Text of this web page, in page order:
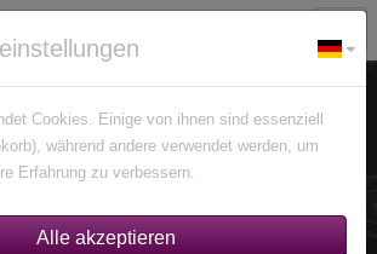
Ringe nach Größen Größe 58,5(Ø 18,5 mm)
Cookies. Einige von ihnen sind essenziell
während andere verwendet werden, um
Erfahrung zu verbessern.